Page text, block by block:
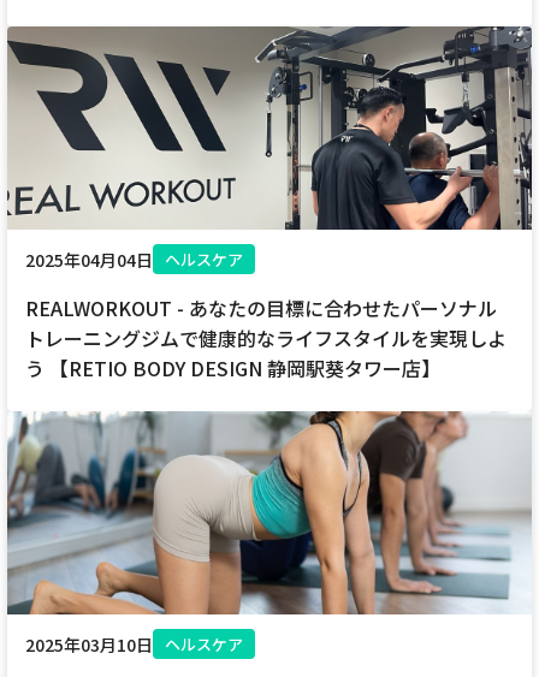
2025年04月04日 ヘルスケア
REALWORKOUT - あなたの目標に合わせたパーソナル
トレーニングジムで健康的なライフスタイルを実現しよ
う 【RETIO BODY DESIGN 静岡駅葵タワー店】
2025年03月10日 ヘルスケア